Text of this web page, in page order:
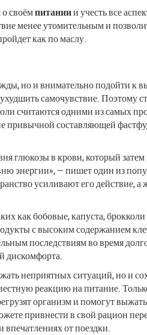
о своёмпитаниии учесть все
менее утомительным и
как по маслу.
но и внимательно подойти к
самочувствие. Поэтому
считаются одними из самых
составляющей
глюкозы в крови, который
энергии», — пишет один из
усиливают его действие,
как бобовые, капуста,
с высоким содержанием
последствиям во время
дискомфорта.
неприятных ситуаций, но и
реакцию на питание.
организм и помогут
привнести в свой рацион
от поездки.